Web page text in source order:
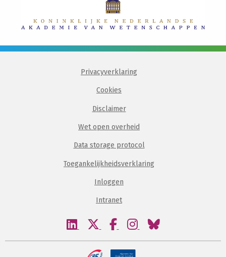
Privacyverklaring
Cookies
Disclaimer
Wet open overheid
Data storage protocol
Toegankelijkheidsverklaring
Inloggen
Intranet
Bezoek
linkedin
Bezoek
twitter
Bezoek
facebook
Bezoek
instagram
Bezoek